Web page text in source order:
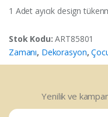
1 Adet ayıcık design
Stok Kodu:ART85801
Zamanı, Dekorasyon,
Yenilik ve